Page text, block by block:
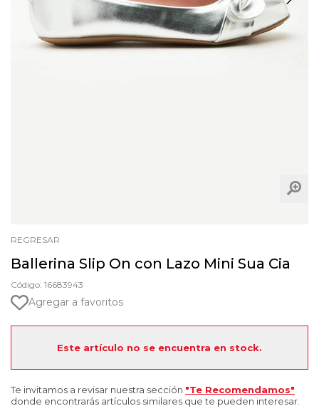
REGRESAR
Ballerina Slip On con Lazo Mini Sua Cia
Código: 16683943
Agregar a favoritos
Este artículo no se encuentra en stock.
Te invitamos a revisar nuestra sección "Te Recomendamos"
donde encontrarás artículos similares que te pueden interesar.